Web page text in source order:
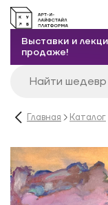
Выставки и
продаже!
Главная Каталог